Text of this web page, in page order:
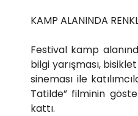
KAMP ALANINDA
Festival kamp
bilgi yarışması,
sineması ile
Tatilde” filminin
kattı.